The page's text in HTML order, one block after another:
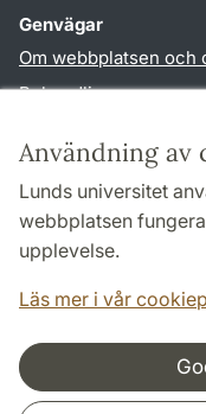
Användning av
Lunds universitet
webbplatsen
upplevelse.
Läs mer i vår
Genvägar
Om webbplatsen och
Behandling av
TYPO3-login
Följ oss i sociala